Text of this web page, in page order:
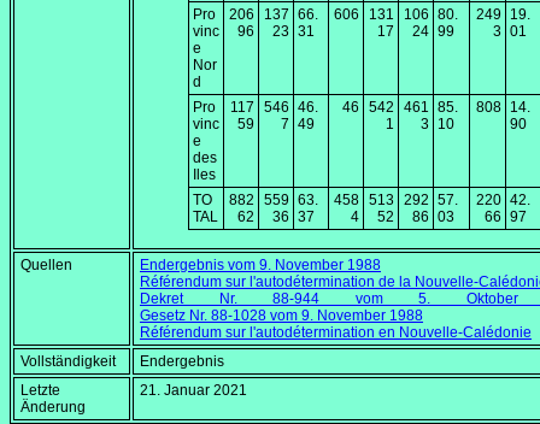
Pro
vinc
e
Nor
d
206
96
137
23
66.
31
606
131
17
106
24
80.
99
249
3
19.
01
Pro
vinc
e
des
Iles
117
59
546
7
46.
49
46
542
1
461
3
85.
10
808 14.
90
TO
TAL
882
62
559
36
63.
37
458
4
513
52
292
86
57.
03
220
66
42.
97
Quellen Endergebnis vom 9. November 1988
Référendum sur l'autodétermination de la Nouvelle-
Dekret Nr. 88-944 vom 5. Oktober
Gesetz Nr. 88-1028 vom 9. November 1988
Référendum sur l'autodétermination en Nouvelle-Calédonie
Vollständigkeit
Endergebnis
Letzte
Änderung
21. Januar 2021